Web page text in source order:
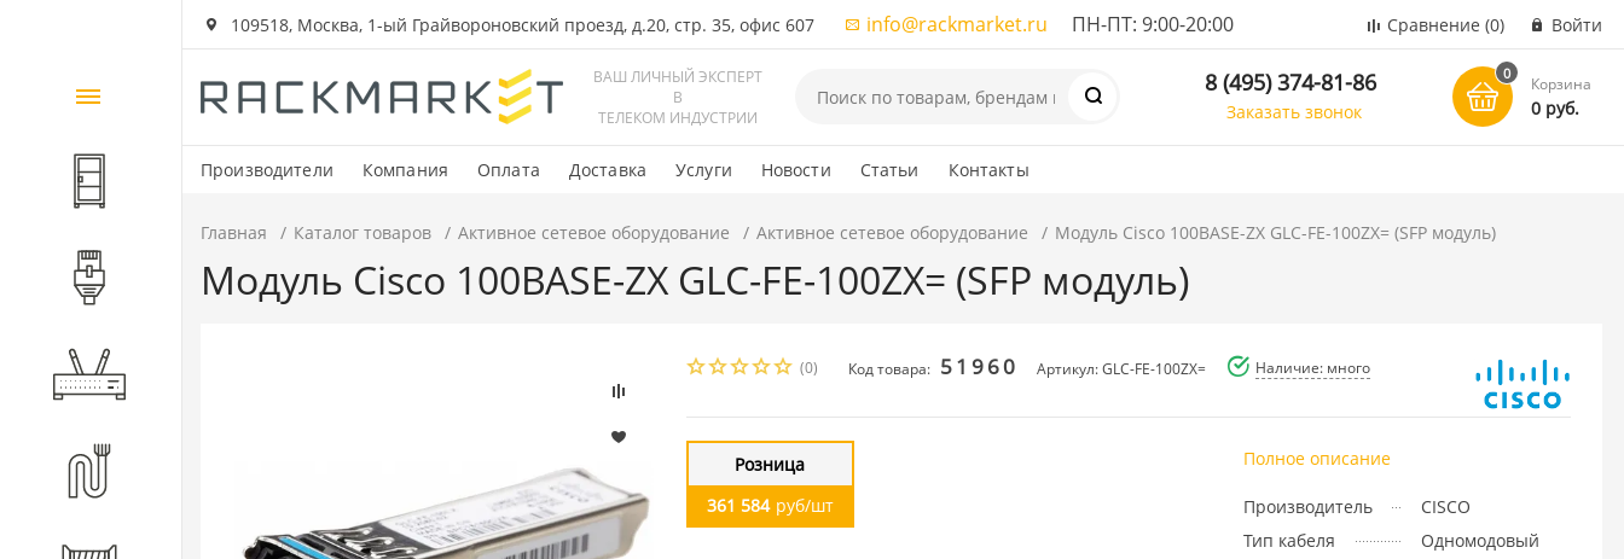
109518, Москва, 1-ый Грайвороновский проезд, д.20, стр. 35, офис 607 info@rackmarket.ru ПН-ПТ: 9:00-20:00 Сравнение (0) Войти
ВАШ ЛИЧНЫЙ ЭКСПЕРТ
В
ТЕЛЕКОМ ИНДУСТРИИ
8 (495) 374-81-86
Заказать звонок
0
Корзина
0 руб.
Производители Компания Оплата Доставка Услуги Новости Статьи Контакты
Каталог
товаров
Шкафы и стойки
Компоненты СКС
Главная Каталог товаров Активное сетевое оборудование Активное сетевое оборудование Модуль Cisco 100BASE-ZX GLC-FE-100ZX= (SFP модуль)
Модуль Cisco 100BASE-ZX GLC-FE-100ZX= (SFP модуль)
(0) Код товара: 51960 Артикул: GLC-FE-100ZX= Наличие: много
Розница
361 584 руб/шт
Полное описание
Производитель
CISCO
Тип кабеля
Одномодовый